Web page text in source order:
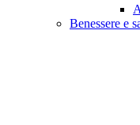
Benessere e